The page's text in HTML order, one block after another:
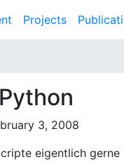
Projects
3, 2008
eigentlich